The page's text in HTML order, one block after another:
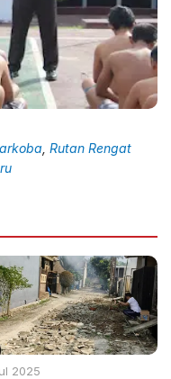
Rutan Rengat
2025